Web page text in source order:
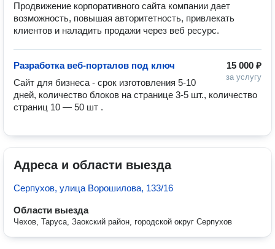
Продвижение корпоративного сайта компании дает
возможность, повышая авторитетность, привлекать
клиентов и наладить продажи через веб ресурс.
15 000 ₽
за услугу
Разработка веб-порталов под ключ
Сайт для бизнеса - срок изготовления 5-10
дней, количество блоков на странице 3-5 шт., количество
страниц 10 — 50 шт .
Адреса и области выезда
Серпухов, улица Ворошилова, 133/16
Области выезда
Чехов, Таруса, Заокский район, городской округ Серпухов